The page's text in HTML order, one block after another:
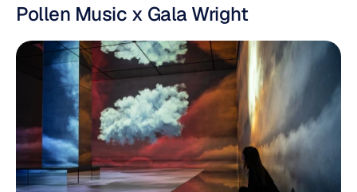
Pollen Music x Gala Wright